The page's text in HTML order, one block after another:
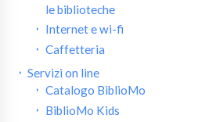
le biblioteche
Internet e wi-fi
Caffetteria
Servizi on line
Catalogo BiblioMo
BiblioMo Kids